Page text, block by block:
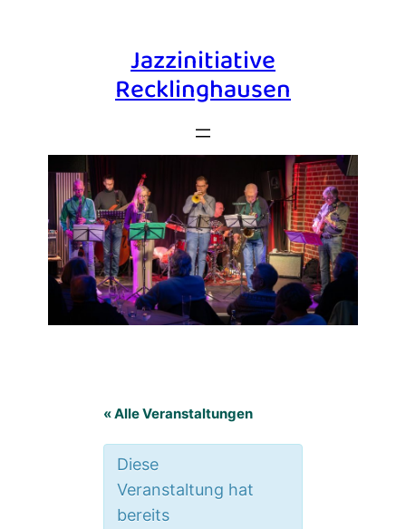
Jazzinitiative
Recklinghausen
« Alle Veranstaltungen
Diese
Veranstaltung hat
bereits